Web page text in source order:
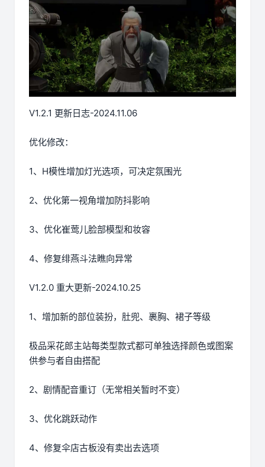
V1.2.1 更新日志-2024.11.06
优化修改：
1、H模性增加灯光选项，可决定氛围光
2、优化第一视角增加防抖影响
3、优化崔莺儿脸部模型和妆容
4、修复绯燕斗法瞧向异常
V1.2.0 重大更新-2024.10.25
1、增加新的部位装扮，肚兜、裹胸、裙子等级
极品采花郎主站每类型款式都可单独选择颜色或图案
供参与者自由搭配
2、剧情配音重订（无常相关暂时不变）
3、优化跳跃动作
4、修复伞店古板没有卖出去选项